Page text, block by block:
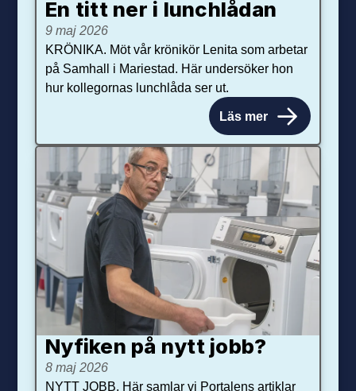
En titt ner i lunchlådan
9 maj 2026
KRÖNIKA. Möt vår krönikör Lenita som arbetar
på Samhall i Mariestad. Här undersöker hon
hur kollegornas lunchlåda ser ut.
Läs mer
Nyfiken på nytt jobb?
8 maj 2026
NYTT JOBB. Här samlar vi Portalens artiklar